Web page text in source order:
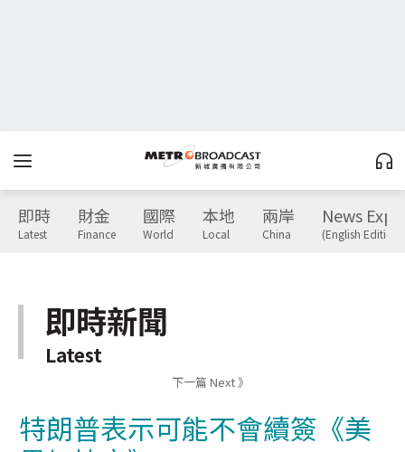
即時
Latest
財金
Finance
國際
World
本地
Local
兩岸
China
News
(English Edition)
即時新聞
Latest
下一篇 Next 》
特朗普表示可能不會續簽《美